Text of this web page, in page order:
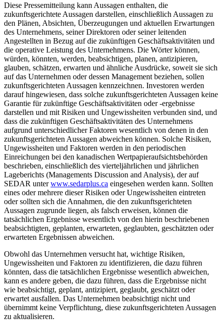
Diese Pressemitteilung kann Aussagen enthalten, die
zukunftsgerichtete Aussagen darstellen, einschließlich Aussagen zu
den Plänen, Absichten, Überzeugungen und aktuellen Erwartungen
des Unternehmens, seiner Direktoren oder seiner leitenden
Angestellten in Bezug auf die zukünftigen Geschäftsaktivitäten und
die operative Leistung des Unternehmens. Die Wörter können,
würden, könnten, werden, beabsichtigen, planen, antizipieren,
glauben, schätzen, erwarten und ähnliche Ausdrücke, soweit sie sich
auf das Unternehmen oder dessen Management beziehen, sollen
zukunftsgerichteten Aussagen kennzeichnen. Investoren werden
darauf hingewiesen, dass solche zukunftsgerichteten Aussagen keine
Garantie für zukünftige Geschäftsaktivitäten oder -ergebnisse
darstellen und mit Risiken und Ungewissheiten verbunden sind, und
dass die zukünftigen Geschäftsaktivitäten des Unternehmens
aufgrund unterschiedlicher Faktoren wesentlich von denen in den
zukunftsgerichteten Aussagen abweichen können. Solche Risiken,
Ungewissheiten und Faktoren werden in den periodischen
Einreichungen bei den kanadischen Wertpapieraufsichtsbehörden
beschrieben, einschließlich des vierteljährlichen und jährlichen
Lageberichts (Managements Discussion and Analysis), der auf
SEDAR unterwww.sedarplus.ca eingesehen werden kann. Sollten
eines oder mehrere dieser Risiken oder Ungewissheiten eintreten
oder sollten sich die Annahmen, die den zukunftsgerichteten
Aussagen zugrunde liegen, als falsch erweisen, können die
tatsächlichen Ergebnisse wesentlich von den hierin beschriebenen
beabsichtigten, geplanten, erwarteten, geglaubten, geschätzten oder
erwarteten Ergebnissen abweichen.
Obwohl das Unternehmen versucht hat, wichtige Risiken,
Ungewissheiten und Faktoren zu identifizieren, die dazu führen
könnten, dass die tatsächlichen Ergebnisse wesentlich abweichen,
kann es andere geben, die dazu führen, dass die Ergebnisse nicht
wie beabsichtigt, geplant, antizipiert, geglaubt, geschätzt oder
erwartet ausfallen. Das Unternehmen beabsichtigt nicht und
übernimmt keine Verpflichtung, diese zukunftsgerichteten Aussagen
zu aktualisieren.